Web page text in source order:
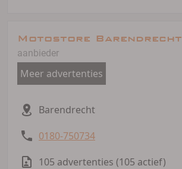
Motostore Barendrecht
aanbieder
Meer advertenties
Barendrecht
0180-750734
105 advertenties (105 actief)